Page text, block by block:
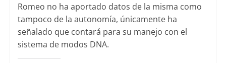
Romeo no ha aportado datos de la misma como
tampoco de la autonomía, únicamente ha
señalado que contará para su manejo con el
sistema de modos DNA.